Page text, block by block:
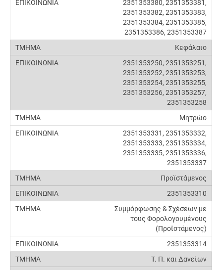
2351353380, 2351353381,
2351353382, 2351353383,
2351353384, 2351353385,
2351353386, 2351353387
Κεφάλαιο
2351353250, 2351353251,
2351353252, 2351353253,
2351353254, 2351353255,
2351353256, 2351353257,
2351353258
Μητρώο
2351353331, 2351353332,
2351353333, 2351353334,
2351353335, 2351353336,
2351353337
Προϊστάμενος
2351353310
Συμμόρφωσης & Σχέσεων με
τους Φορολογουμένους
(Προϊστάμενος)
2351353314
Τ. Π. και Δανείων